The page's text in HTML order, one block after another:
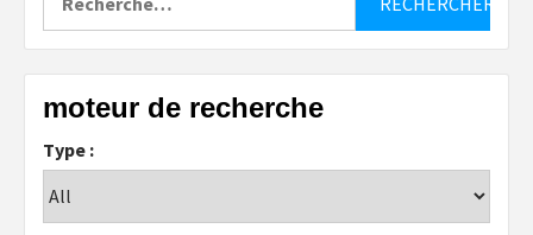
moteur de recherche
Type :